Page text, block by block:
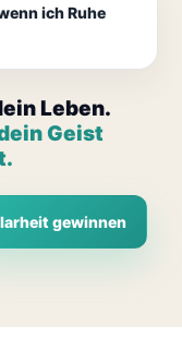
ich Ruhe
Leben.
Geist
gewinnen